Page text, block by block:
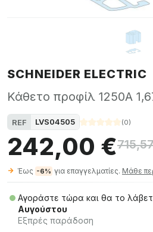
SCHNEIDER ELECTRIC
Κάθετο προφίλ 1250A
REF LVS04505 (0)
242,00 €
Έως -6% για επαγγελματίες. Μάθε
Αγοράστε τώρα και θα το
Αυγούστου
Εξπρές παράδοση